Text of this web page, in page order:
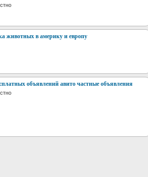
животных в америку и европу
объявлений авито частные объявления